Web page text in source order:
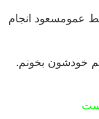
عمومسعود انجام
خودشون بخونم.